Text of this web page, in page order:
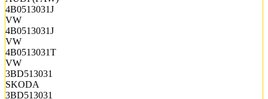
4B0513031J
VW
4B0513031J
VW
4B0513031T
VW
3BD513031
SKODA
3BD513031